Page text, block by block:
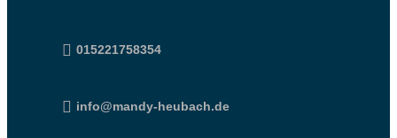
 015221758354
 info@mandy-heubach.de